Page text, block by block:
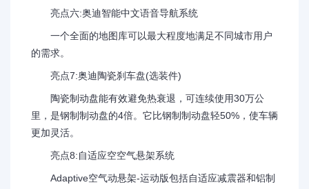
亮点六:奥迪智能中文语音导航系统
一个全面的地图库可以最大程度地满足不同城市用户
的需求。
亮点7:奥迪陶瓷刹车盘(选装件)
陶瓷制动盘能有效避免热衰退，可连续使用30万公
里，是钢制制动盘的4倍。它比钢制制动盘轻50%，使车辆
更加灵活。
亮点8:自适应空空气悬架系统
Adaptive空气动悬架-运动版包括自适应减震器和铝制